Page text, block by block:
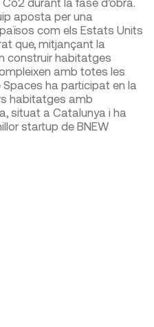
aposta per una
com els Estats Units
que, mitjançant la
construir habitatges
amb totes les
ha participat en la
habitatges amb
situat a Catalunya i ha
startup de BNEW